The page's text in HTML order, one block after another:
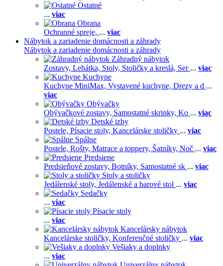
Ostatné
... viac
Obrana
Ochranné spreje, ... viac
Nábytok a zariadenie domácnosti a záhrady
Nábytok a zariadenie domácnosti a záhrady
Záhradný nábytok
Zostavy, Lehátka, Stoly, Stoličky a kreslá, Ser ... viac
Kuchyne
Kuchyne MiniMax, Vystavené kuchyne, Drezy a d ...
viac
Obývačky
Obývačkové zostavy, Samostatné skrinky, Ko ... viac
Detské izby
Postele, Písacie stoly, Kancelárske stoličky ... viac
Spálne
Postele, Rošty, Matrace a toppery, Šatníky, Noč ... viac
Predsiene
Predsieňové zostavy, Botníky, Samostatné sk ... viac
Stoly a stoličky
Jedálenské stoly, Jedálenské a barové stol ... viac
Sedačky
... viac
Písacie stoly
... viac
Kancelársky nábytok
Kancelárske stoličky, Konferenčné stoličky ... viac
Vešiaky a doplnky
... viac